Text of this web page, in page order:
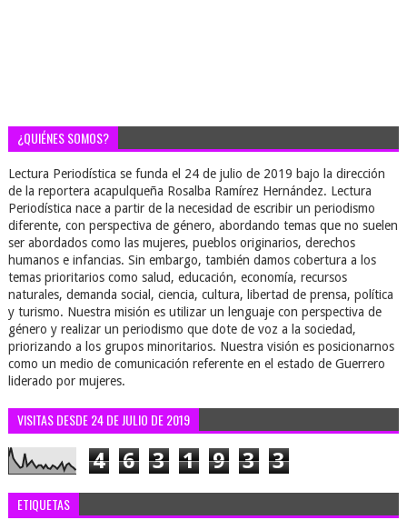
¿QUIÉNES SOMOS?
Lectura Periodística se funda el 24 de julio de 2019 bajo la dirección
de la reportera acapulqueña Rosalba Ramírez Hernández. Lectura
Periodística nace a partir de la necesidad de escribir un periodismo
diferente, con perspectiva de género, abordando temas que no suelen
ser abordados como las mujeres, pueblos originarios, derechos
humanos e infancias. Sin embargo, también damos cobertura a los
temas prioritarios como salud, educación, economía, recursos
naturales, demanda social, ciencia, cultura, libertad de prensa, política
y turismo. Nuestra misión es utilizar un lenguaje con perspectiva de
género y realizar un periodismo que dote de voz a la sociedad,
priorizando a los grupos minoritarios. Nuestra visión es posicionarnos
como un medio de comunicación referente en el estado de Guerrero
liderado por mujeres.
VISITAS DESDE 24 DE JULIO DE 2019
4 6 3 1 9 3 3
ETIQUETAS